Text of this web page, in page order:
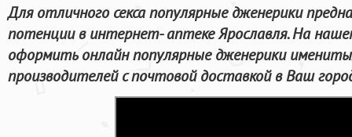
Для отличного секса популярные дженерики
потенции в интернет- аптеке Ярославля. На
оформить онлайн популярные дженерики
производителей с почтовой доставкой в Ваш